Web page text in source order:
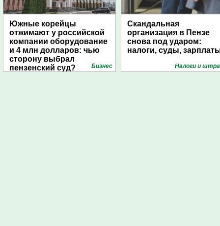
Южные корейцы
отжимают у российской
компании оборудование
и 4 млн долларов: чью
сторону выбрал
пензенский суд?
Бизнес
Скандальная
организация в Пензе
снова под ударом:
налоги, суды,
Налоги и